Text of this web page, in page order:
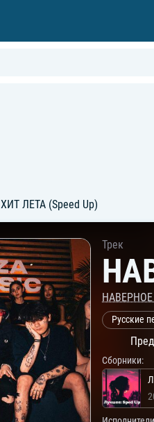
ХИТ ЛЕТА (Speed Up)
Трек
Русские
Сборники: